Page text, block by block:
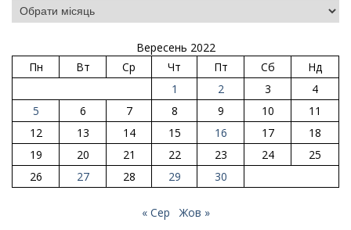
Вересень 2022
Пн
Вт Ср Чт Пт Сб
Нд
1
2 3
4
5
6 7 8 9 10
11
12
13 14 15 16 17
18
19
20 21 22 23 24
25
26
27 28 29 30
« Сер Жов »